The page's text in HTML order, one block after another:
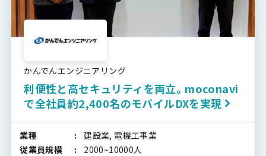
かんでんエンジニアリング
利便性と高セキュリティを両立。moconavi
で全社員約2,400名のモバイルDXを実現
業種
建設業, 電機工事業
従業員規模
2000~10000人